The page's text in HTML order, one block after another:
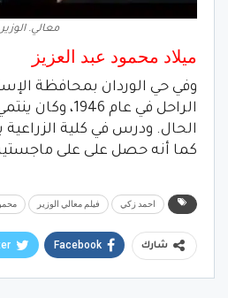
معالي. الوزير
ميلاد محمود عبد العزيز
وفي حي الوردان بمحافظة
الراحل في عام
الحال. ودرس في كلية الزراعية
كما أنه حصل على على ماجستير
احمد زكي فيلم معالي الوزير
شارك Facebook